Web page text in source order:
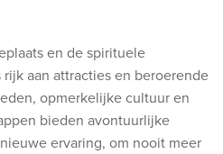
van Yucatanen de spirituele
aan attracties en beroerende
opmerkelijke cultuur en
bieden avontuurlijke
ervaring, om nooit meer